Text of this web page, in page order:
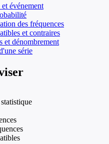
événement
des fréquences
et contraires
et dénombrement
série